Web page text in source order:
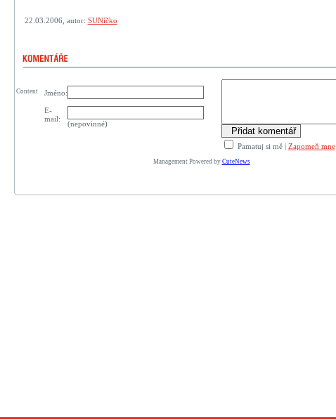
22.03.2006, autor: SUNíčko
Jméno:
Pamatuj si mě| Zapomeň mne
E-
mail:
(nepovinné)
Content
Management Powered by CuteNews